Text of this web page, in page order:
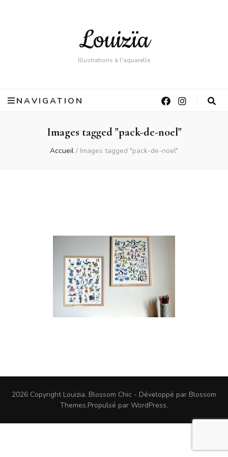
Louizïa
Illustrations à l'aquarelle
NAVIGATION
Images tagged "pack-de-noel"
Accueil / Images tagged "pack-de-noel"
2026 Copyright Louizïa. Blossom Chic - Développé par Blossom
Themes.Propulsé par WordPress.